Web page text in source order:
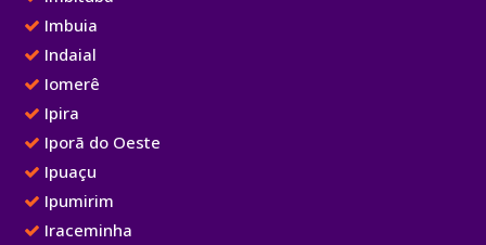
Imbuia
Indaial
Iomerê
Ipira
Iporã do Oeste
Ipuaçu
Ipumirim
Iraceminha